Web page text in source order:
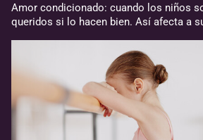
Amor condicionado: cuando los niños
queridos si lo hacen bien. Así afecta a